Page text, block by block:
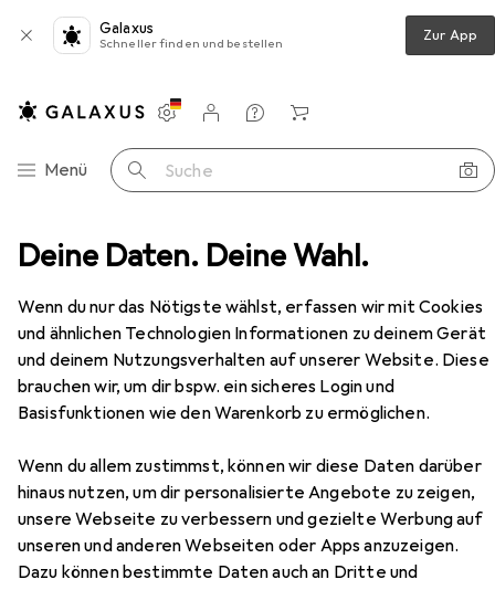
Deine Daten. Deine Wahl.
Wenn du nur das Nötigste wählst, erfassen wir mit Cookies
und ähnlichen Technologien Informationen zu deinem Gerät
und deinem Nutzungsverhalten auf unserer Website. Diese
brauchen wir, um dir bspw. ein sicheres Login und
Basisfunktionen wie den Warenkorb zu ermöglichen.
Wenn du allem zustimmst, können wir diese Daten darüber
hinaus nutzen, um dir personalisierte Angebote zu zeigen,
unsere Webseite zu verbessern und gezielte Werbung auf
unseren und anderen Webseiten oder Apps anzuzeigen.
Dazu können bestimmte Daten auch an Dritte und
Galaxus
Schneller finden und bestellen Zur App
Navigation nach Kategorien
Menü Suche
Einstellungen
Kundenkonto
Vergleichslisten
Merklisten
Warenkorb
Room carpet Rabbit 120x170 DeepGrey (gray) universal
EUR
71,90 stattEUR
StradoRoom carpet Rabbit 120x170
DeepGrey (gray) universal
Zubehör für Strado Room carpet
Rabbit 120x170 DeepGrey (gray)
universal